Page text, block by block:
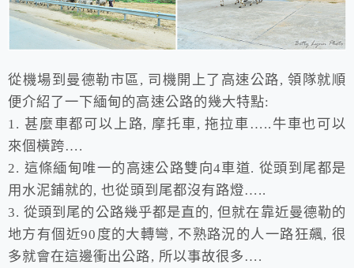
從機場到曼德勒市區, 司機開上了高速公路, 領隊就順
便介紹了一下緬甸的高速公路的幾大特點:
1. 甚麼車都可以上路, 摩托車, 拖拉車…..牛車也可以
來個橫跨….
2. 這條緬甸唯一的高速公路雙向4車道. 從頭到尾都是
用水泥鋪就的, 也從頭到尾都沒有路燈…..
3. 從頭到尾的公路幾乎都是直的, 但就在靠近曼德勒的
地方有個近90度的大轉彎, 不熟路況的人一路狂飆, 很
多就會在這邊衝出公路, 所以事故很多….